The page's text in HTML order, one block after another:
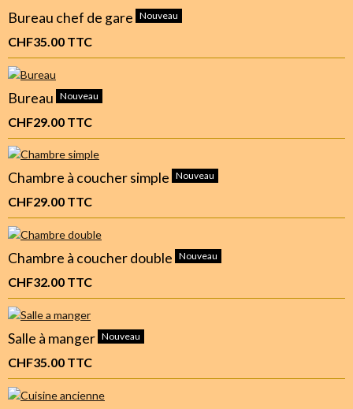
Bureau chef de gare Nouveau
CHF35.00 TTC
Bureau Nouveau
CHF29.00 TTC
Chambre à coucher simple Nouveau
CHF29.00 TTC
Chambre à coucher double Nouveau
CHF32.00 TTC
Salle à manger Nouveau
CHF35.00 TTC